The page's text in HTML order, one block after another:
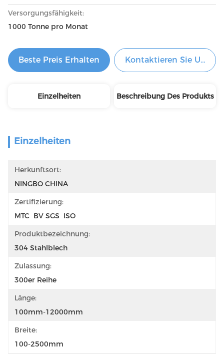
Versorgungsfähigkeit:
1000 Tonne pro Monat
Beste Preis Erhalten Kontaktieren Sie Uns
Einzelheiten Beschreibung Des Produkts
Einzelheiten
Herkunftsort:
NINGBO CHINA
Zertifizierung:
MTC  BV SGS  ISO
Produktbezeichnung:
304 Stahlblech
Zulassung:
300er Reihe
Länge:
100mm-12000mm
Breite:
100-2500mm